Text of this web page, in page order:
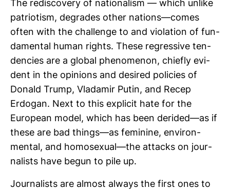
The redis­co­very of natio­na­lism — which unlike
patrio­tism, degrades other nations—comes
often with the challenge to and vio­la­tion of fun­
da­mental human rights. These regres­sive ten­
den­cies are a global phe­no­menon, chiefly evi­
dent in the opi­nions and desired poli­cies of
Donald Trump, Vladamir Putin, and Recep
Erdogan. Next to this explicit hate for the
European model, which has been derided—as if
these are bad things—as femi­nine, envi­ron­
mental, and homo­se­xual—the attacks on jour­
na­lists have begun to pile up.
Jour­na­lists are almost always the first ones to